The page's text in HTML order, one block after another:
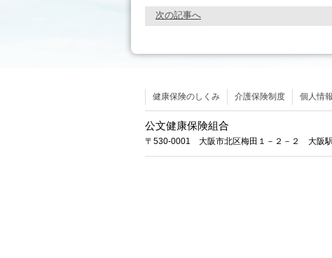
次の記事へ
健康保険のしくみ 介護保険制度 個人情
公文健康保険組合
〒530-0001 大阪市北区梅田１－２－２ 大阪